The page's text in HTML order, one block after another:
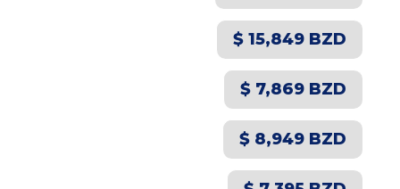
$ 15,849 BZD
$ 7,869 BZD
$ 8,949 BZD